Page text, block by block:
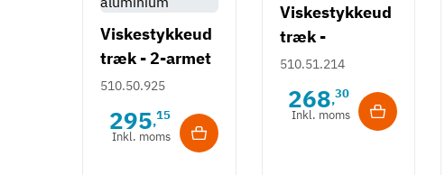
Viskestykkeud
træk - 2-armet
- aluminium
510.50.925
295,15
Inkl. moms
Viskestykkeud
træk -
kromfarvet
510.51.214
268,30
Inkl. moms